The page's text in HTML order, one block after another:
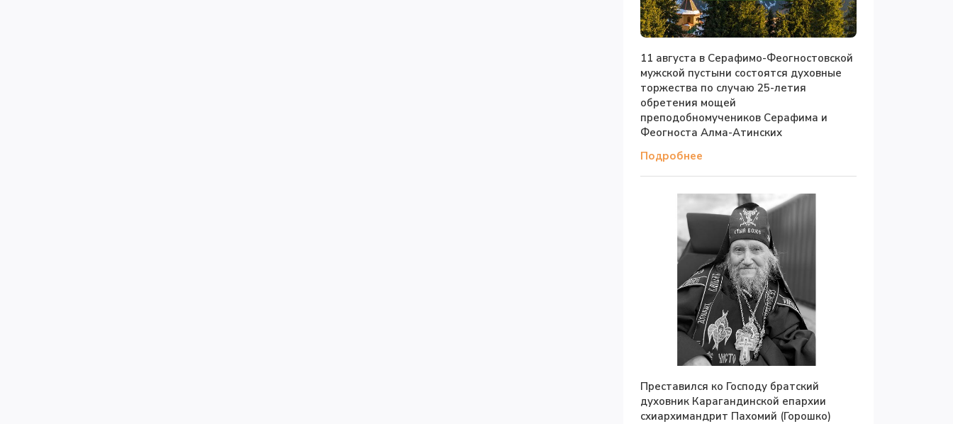
11 августа в Серафимо-Феогностовской
мужской пустыни состоятся духовные
торжества по случаю 25-летия
обретения мощей
преподобномучеников Серафима и
Феогноста Алма-Атинских
Подробнее
Преставился ко Господу братский
духовник Карагандинской епархии
схиархимандрит Пахомий (Горошко)